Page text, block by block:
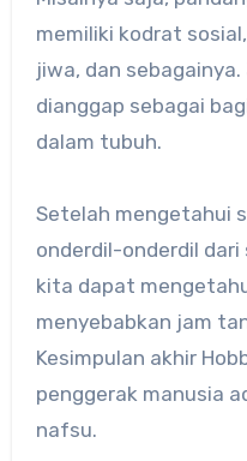
memiliki kodrat
jiwa, dan
dianggap sebagai
dalam tubuh.
Setelah mengetahui
onderdil-onderdil
kita dapat
menyebabkan jam
Kesimpulan akhir
penggerak manusia
nafsu.